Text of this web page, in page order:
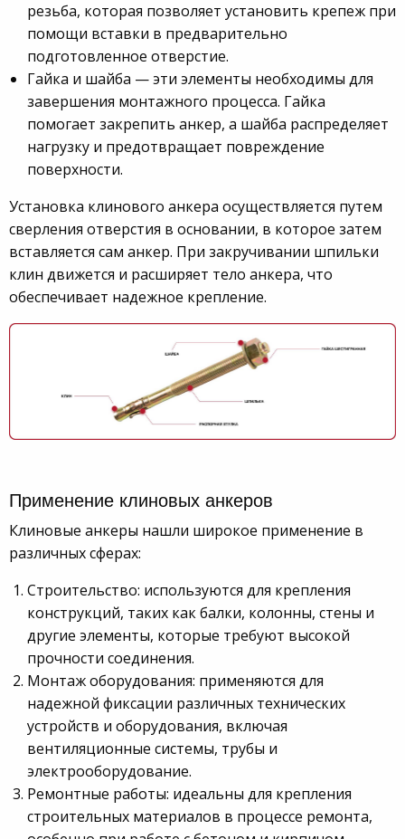
резьба, которая позволяет установить крепеж при
помощи вставки в предварительно
подготовленное отверстие.
Гайка и шайба — эти элементы необходимы для
завершения монтажного процесса. Гайка
помогает закрепить анкер, а шайба распределяет
нагрузку и предотвращает повреждение
поверхности.
Установка клинового анкера осуществляется путем
сверления отверстия в основании, в которое затем
вставляется сам анкер. При закручивании шпильки
клин движется и расширяет тело анкера, что
обеспечивает надежное крепление.
Применение клиновых анкеров
Клиновые анкеры нашли широкое применение в
различных сферах:
Строительство: используются для крепления
конструкций, таких как балки, колонны, стены и
другие элементы, которые требуют высокой
прочности соединения.
Монтаж оборудования: применяются для
надежной фиксации различных технических
устройств и оборудования, включая
вентиляционные системы, трубы и
электрооборудование.
Ремонтные работы: идеальны для крепления
строительных материалов в процессе ремонта,